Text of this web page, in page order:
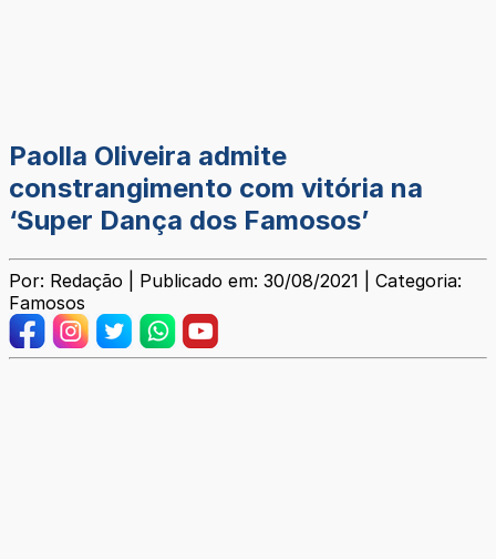
Paolla Oliveira admite
constrangimento com vitória na
‘Super Dança dos Famosos’
Por: Redação | Publicado em: 30/08/2021 | Categoria:
Famosos